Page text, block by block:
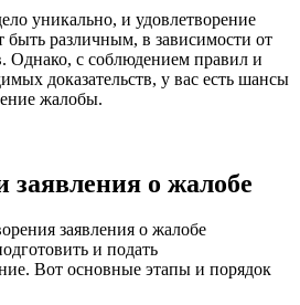
уникально, и удовлетворение
быть различным, в зависимости от
Однако, с соблюдением правил и
доказательств, у вас есть шансы
жалобы.
заявления о жалобе
заявления о жалобе
и подать
Вот основные этапы и порядок